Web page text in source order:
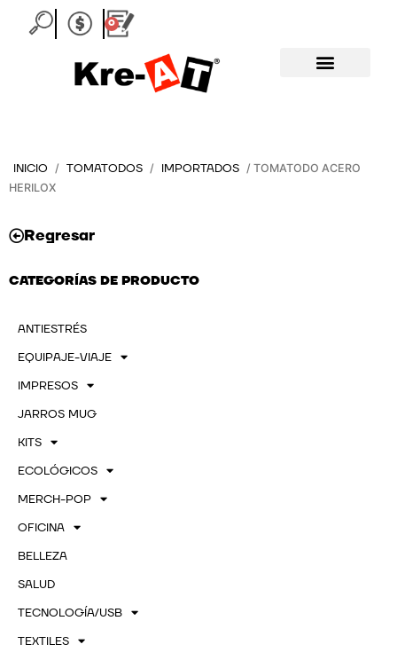
0
Carrito
INICIO / TOMATODOS / IMPORTADOS / TOMATODO ACERO
HERILOX
Regresar
CATEGORÍAS DE PRODUCTO
ANTIESTRÉS
EQUIPAJE-VIAJE
IMPRESOS
JARROS MUG
KITS
ECOLÓGICOS
MERCH-POP
OFICINA
BELLEZA
SALUD
TECNOLOGÍA/USB
TEXTILES